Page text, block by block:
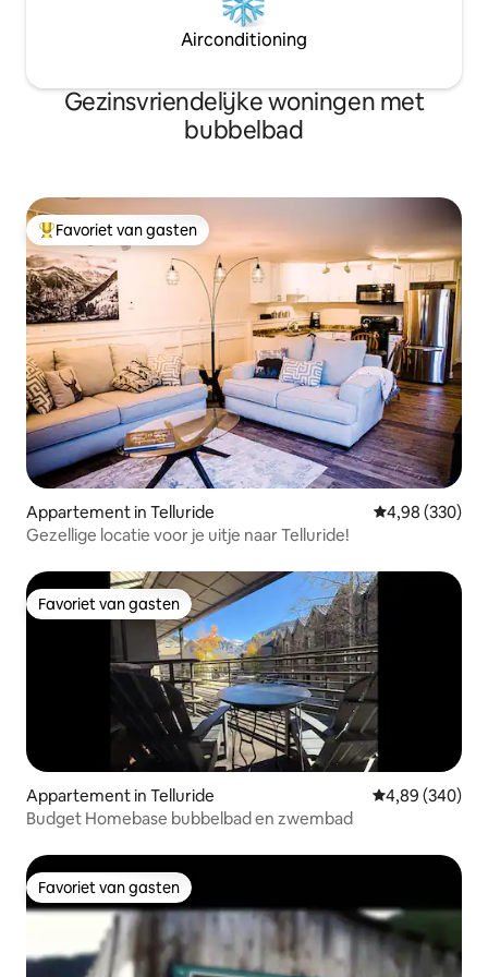
Airconditioning
Gezinsvriendelijke woningen met
bubbelbad
Topfavoriet van gasten
Favoriet van gasten
Appartement in Telluride Gemiddelde
4,98 (330)
Gezellige locatie voor je uitje naar Telluride!
Favoriet van gasten
Favoriet van gasten
Appartement in Telluride Gemiddelde
4,89 (340)
Budget Homebase bubbelbad en zwembad
Favoriet van gasten
Favoriet van gasten